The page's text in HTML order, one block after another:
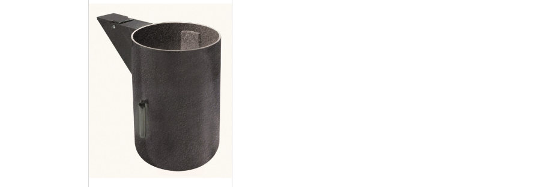
Poids : 5 kg
Coloris standard : noir
Autres coloris RAL disponibles sur demande
Les avantages de la borne Tubo pour les espaces publics
Cette borne urbaine constitue une solution efficace pour délimiter les accès et
organiser les circulations tout en conservant une apparence sobre et moderne.
Sa conception simple et fonctionnelle répond parfaitement aux besoins des
collectivités et des aménagements urbains contemporains.
Design minimaliste et élégant